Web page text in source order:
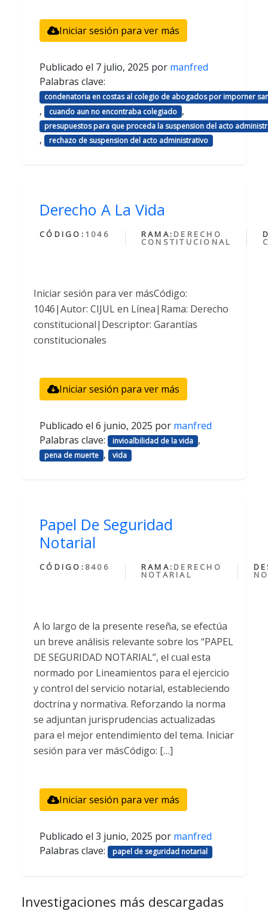
Iniciar sesión para ver más
Publicado el 7 julio, 2025 por manfred
Palabras clave:
condenatoria en costas al colegio de abogados por imporner
, cuando aun no encontraba colegiado ,
presupuestos para que proceda la suspension del acto
, rechazo de suspension del acto administrativo
Derecho A La Vida
CÓDIGO: 1046 RAMA: DERECHO
CONSTITUCIONAL
Iniciar sesión para ver másCódigo:
1046|Autor: CIJUL en Línea|Rama: Derecho
constitucional|Descriptor: Garantías
constitucionales
Iniciar sesión para ver más
Publicado el 6 junio, 2025 por manfred
Palabras clave:
invioalbilidad de la vida ,
pena de muerte , vida
Papel De Seguridad
Notarial
CÓDIGO: 8406 RAMA: DERECHO
NOTARIAL
A lo largo de la presente reseña, se efectúa
un breve análisis relevante sobre los “PAPEL
DE SEGURIDAD NOTARIAL”, el cual esta
normado por Lineamientos para el ejercicio
y control del servicio notarial, estableciendo
doctrina y normativa. Reforzando la norma
se adjuntan jurisprudencias actualizadas
para el mejor entendimiento del tema. Iniciar
sesión para ver másCódigo: […]
Iniciar sesión para ver más
Publicado el 3 junio, 2025 por manfred
Palabras clave:
papel de seguridad notarial
Investigaciones más descargadas